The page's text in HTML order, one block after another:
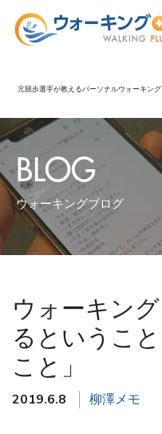
元競歩選手が教えるパーソナルウォーキン
BLOG
ウォーキングブログ
ウォーキン
るというこ
こと」
2019.6.8 柳澤メモ